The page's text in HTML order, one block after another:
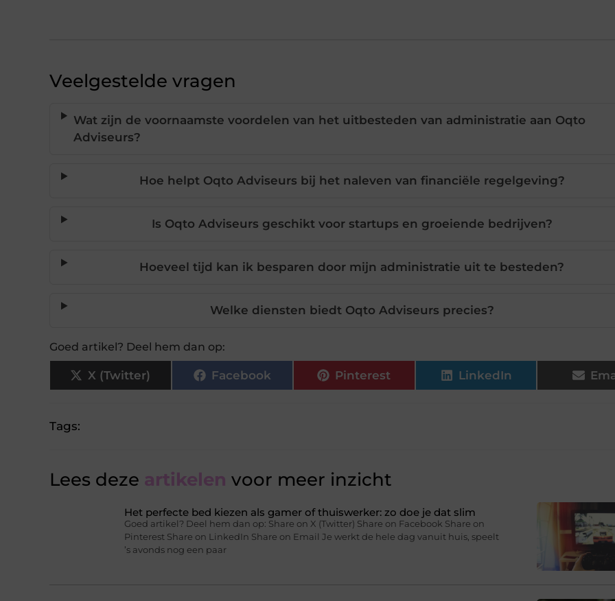
Veelgestelde vragen
Wat zijn de voornaamste voordelen van het uitbesteden van administratie aan Oqto
Adviseurs?
Hoe helpt Oqto Adviseurs bij het naleven van financiële regelgeving?
Is Oqto Adviseurs geschikt voor startups en groeiende bedrijven?
Hoeveel tijd kan ik besparen door mijn administratie uit te besteden?
Welke diensten biedt Oqto Adviseurs precies?
Goed artikel? Deel hem dan op:
X (Twitter) Facebook Pinterest LinkedIn
Tags:
Lees deze artikelen voor meer inzicht
Het perfecte bed kiezen als gamer of thuiswerker: zo doe je dat slim
Goed artikel? Deel hem dan op: Share on X (Twitter) Share on Facebook Share on
Pinterest Share on LinkedIn Share on Email Je werkt de hele dag vanuit huis, speelt
’s avonds nog een paar